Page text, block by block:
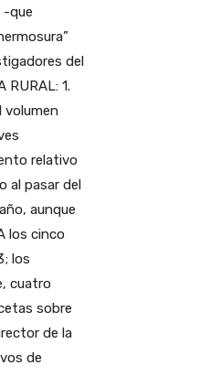
-que
del
1.
volumen
relativo
al pasar del
aunque
los cinco
los
cuatro
sobre
de la
de